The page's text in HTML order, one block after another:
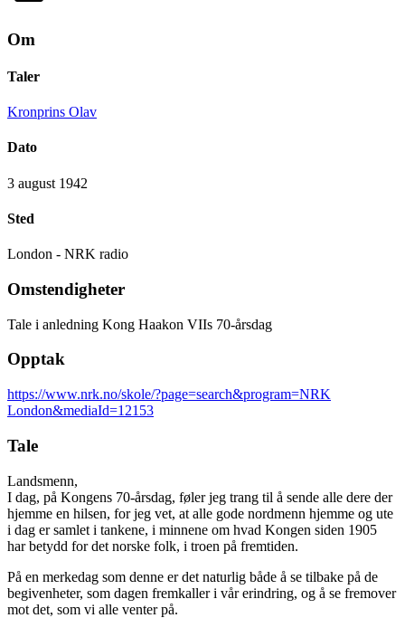
Om
Taler
Kronprins Olav
Dato
3 august 1942
Sted
London - NRK radio
Omstendigheter
Tale i anledning Kong Haakon VIIs 70-årsdag
Opptak
https://www.nrk.no/skole/?page=search&program=NRK
London&mediaId=12153
Tale
Landsmenn,
I dag, på Kongens 70-årsdag, føler jeg trang til å sende alle dere der
hjemme en hilsen, for jeg vet, at alle gode nordmenn hjemme og ute
i dag er samlet i tankene, i minnene om hvad Kongen siden 1905
har betydd for det norske folk, i troen på fremtiden.
På en merkedag som denne er det naturlig både å se tilbake på de
begivenheter, som dagen fremkaller i vår erindring, og å se fremover
mot det, som vi alle venter på.